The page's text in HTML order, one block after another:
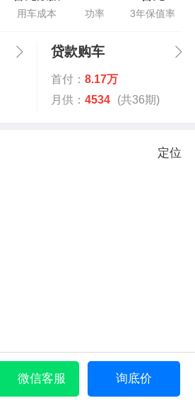
用车成本 功率 3年保值率
贷款购车
首付： 8.17万
月供： 4534 (共36期)
定位
微信客服 询底价